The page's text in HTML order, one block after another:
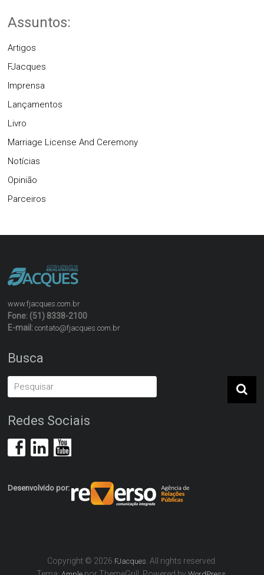
Assuntos:
Artigos
FJacques
Imprensa
Lançamentos
Livro
Marriage License And Ceremony
Notícias
Opinião
Parceiros
www.fjacques.com.br
Fone: (51) 8338-2100
E-mail:contato@fjacques.com.br
Busca
Redes Sociais
Desenvolvido por:
Copyright © 2026 FJacques . All rights reserved.